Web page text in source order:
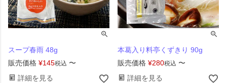
スープ春雨 48g
販売価格 ¥145税込 〜
詳細を見る
本葛入り料亭くずきり 90g
販売価格 ¥280税込 〜
詳細を見る